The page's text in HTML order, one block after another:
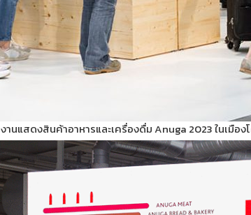
งานแสดงสินค้าอาหารและเครื่องดื่ม Anuga 2023 ในเมือ